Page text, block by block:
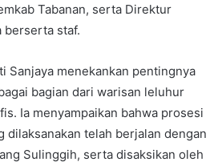
Tabanan, serta Direktur
berserta staf.
Sanjaya menekankan pentingnya
bagian dari warisan leluhur
Ia menyampaikan bahwa prosesi
dilaksanakan telah berjalan dengan
Sulinggih, serta disaksikan oleh